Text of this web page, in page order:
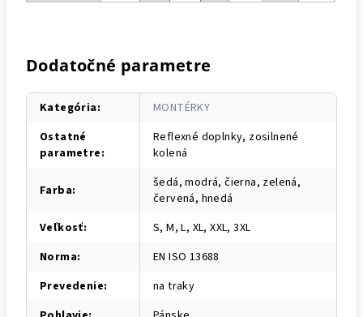
Dodatočné parametre
Kategória:
MONTÉRKY
Ostatné
parametre:
Reflexné doplnky, zosilnené
kolená
Farba:
šedá, modrá, čierna, zelená,
červená, hnedá
Veľkosť:
S, M, L, XL, XXL, 3XL
Norma:
EN ISO 13688
Prevedenie:
na traky